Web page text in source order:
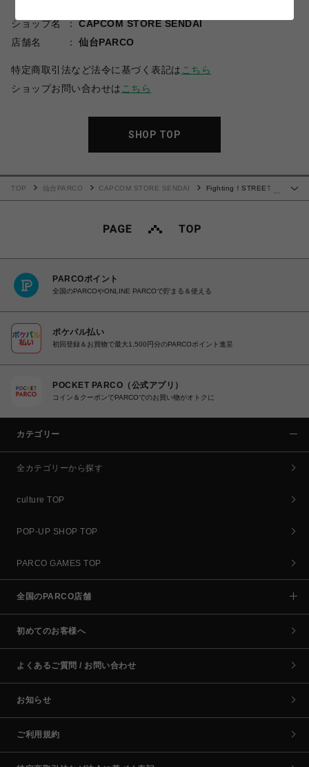
ショップ名
CAPCOM STORE SENDAI
店舗名
仙台PARCO
特定商取引法など法令に基づく表記は こちら
ショップお問い合わせは こちら
SHOP TOP
TOP 仙台PARCO CAPCOM STORE SENDAI
Fighting！STREET
PARCOポイント
全国のPARCOやONLINE PARCOで貯まる＆使える
ポケパル払い
初回登録＆お買物で最大1,500円分のPARCOポイント進呈
POCKET PARCO（公式アプリ）
コイン＆クーポンでPARCOでのお買い物がオトクに
カテゴリー
全カテゴリーから探す
culture TOP
POP-UP SHOP TOP
PARCO GAMES TOP
全国のPARCO店舗
初めてのお客様へ
よくあるご質問 / お問い合わせ
お知らせ
ご利用規約